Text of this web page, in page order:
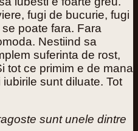
fugi de bucurie, fugi
poate fara. Fara
Nestiind sa
suferinta de rost,
tot ce primim e de mana
sunt diluate. Tot
sunt unele dintre